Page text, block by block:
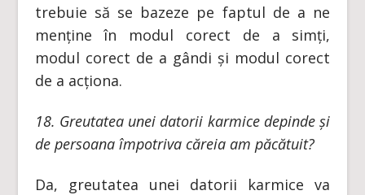
trebuie să se bazeze pe faptul de a ne
menține în modul corect de a simți,
modul corect de a gândi și modul corect
de a acționa.
18. Greutatea unei datorii karmice depinde și
de persoana împotriva căreia am păcătuit?
Da, greutatea unei datorii karmice va